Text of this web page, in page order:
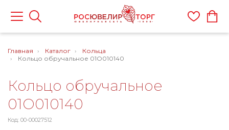
Главная Каталог
Кольца
Кольцо обручальное 01О010140
Кольцо обручальное
01О010140
Код: 00-00027512